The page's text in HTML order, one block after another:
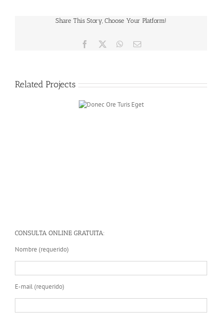
Share This Story, Choose Your Platform!
Facebook WhatsApp
Email
Related Projects
CONSULTA ONLINE GRATUITA:
Nombre (requerido)
E-mail (requerido)